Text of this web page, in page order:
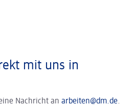
mit uns in
Nachricht an arbeiten@dm.de.